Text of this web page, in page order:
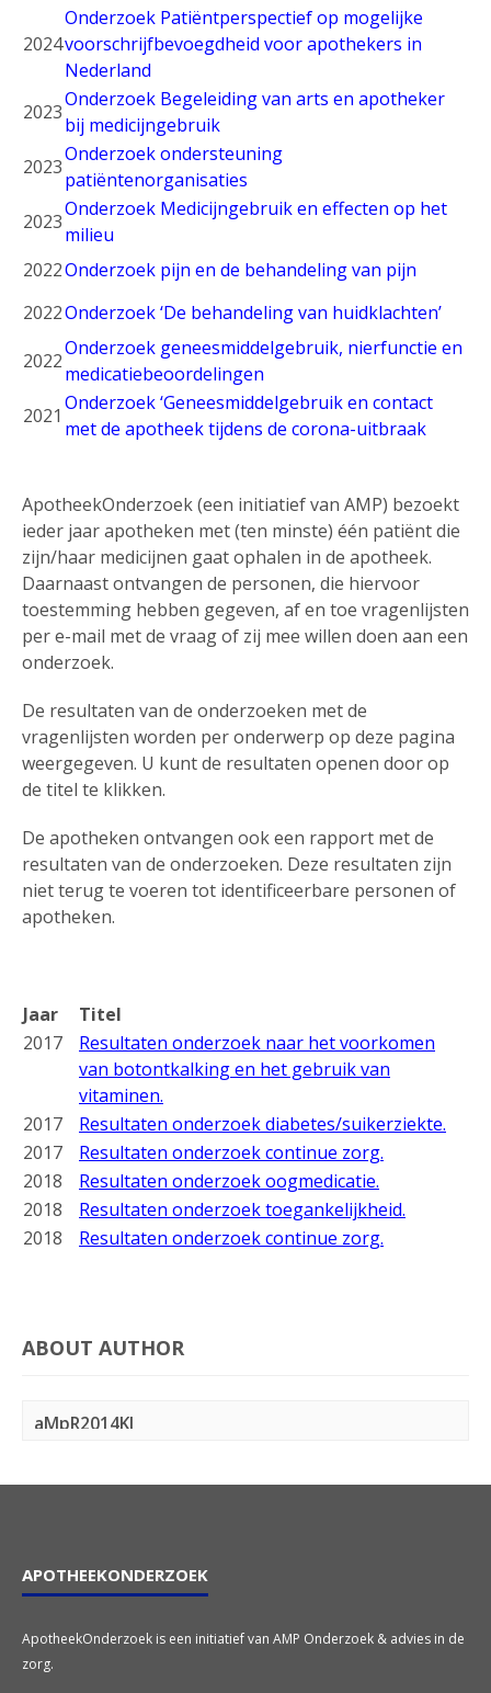
2024
Onderzoek Patiëntperspectief op mogelijke
voorschrijfbevoegdheid voor apothekers in
Nederland
2023
Onderzoek Begeleiding van arts en apotheker
bij medicijngebruik
2023
Onderzoek ondersteuning
patiëntenorganisaties
2023
Onderzoek Medicijngebruik en effecten op het
milieu
2022Onderzoek pijn en de behandeling van pijn
2022Onderzoek ‘De behandeling van huidklachten’
2022
Onderzoek geneesmiddelgebruik, nierfunctie en
medicatiebeoordelingen
2021
Onderzoek ‘Geneesmiddelgebruik en contact
met de apotheek tijdens de corona-uitbraak
ApotheekOnderzoek (een initiatief van AMP) bezoekt
ieder jaar apotheken met (ten minste) één patiënt die
zijn/haar medicijnen gaat ophalen in de apotheek.
Daarnaast ontvangen de personen, die hiervoor
toestemming hebben gegeven, af en toe vragenlijsten
per e-mail met de vraag of zij mee willen doen aan een
onderzoek.
De resultaten van de onderzoeken met de
vragenlijsten worden per onderwerp op deze pagina
weergegeven. U kunt de resultaten openen door op
de titel te klikken.
De apotheken ontvangen ook een rapport met de
resultaten van de onderzoeken. Deze resultaten zijn
niet terug te voeren tot identificeerbare personen of
apotheken.
Jaar
Titel
2017
Resultaten onderzoek naar het voorkomen
van botontkalking en het gebruik van
vitaminen.
2017
Resultaten onderzoek diabetes/suikerziekte.
2017
Resultaten onderzoek continue zorg.
2018
Resultaten onderzoek oogmedicatie.
2018
Resultaten onderzoek toegankelijkheid.
2018
Resultaten onderzoek continue zorg.
ABOUT AUTHOR
aMpR2014KJ
APOTHEEKONDERZOEK
ApotheekOnderzoek is een initiatief van AMP Onderzoek & advies in de
zorg.